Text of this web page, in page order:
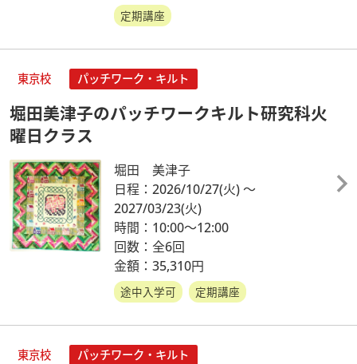
定期講座
東京校 パッチワーク・キルト
堀田美津子のパッチワークキルト研究科火
曜日クラス
堀田 美津子
日程：2026/10/27(火)～
2027/03/23(火)
時間：10:00～12:00
回数：全6回
金額：35,310円
途中入学可 定期講座
東京校 パッチワーク・キルト